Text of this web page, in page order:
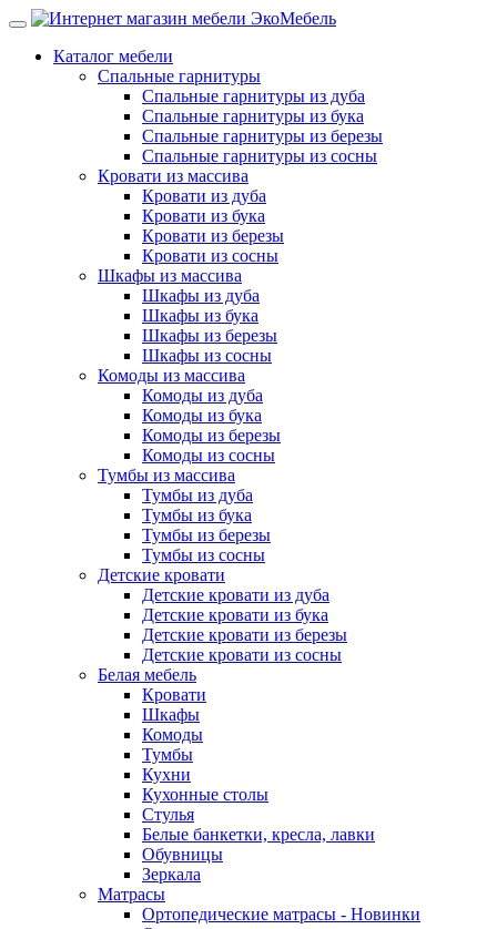
Каталог мебели
Спальные гарнитуры
Спальные гарнитуры из дуба
Спальные гарнитуры из бука
Спальные гарнитуры из березы
Спальные гарнитуры из сосны
Кровати из массива
Кровати из дуба
Кровати из бука
Кровати из березы
Кровати из сосны
Шкафы из массива
Шкафы из дуба
Шкафы из бука
Шкафы из березы
Шкафы из сосны
Комоды из массива
Комоды из дуба
Комоды из бука
Комоды из березы
Комоды из сосны
Тумбы из массива
Тумбы из дуба
Тумбы из бука
Тумбы из березы
Тумбы из сосны
Детские кровати
Детские кровати из дуба
Детские кровати из бука
Детские кровати из березы
Детские кровати из сосны
Белая мебель
Кровати
Шкафы
Комоды
Тумбы
Кухни
Кухонные столы
Стулья
Белые банкетки, кресла, лавки
Обувницы
Зеркала
Матрасы
Ортопедические матрасы - Новинки